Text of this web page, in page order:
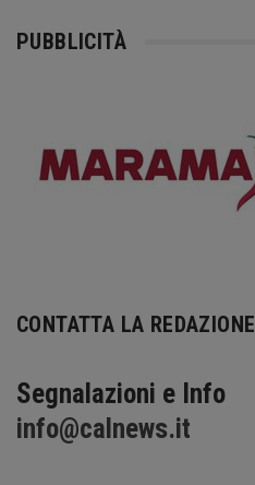
PUBBLICITÀ
CONTATTA LA REDAZIONE
Segnalazioni e Info
info@calnews.it